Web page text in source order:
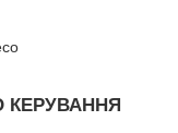
КЕРУВАННЯ